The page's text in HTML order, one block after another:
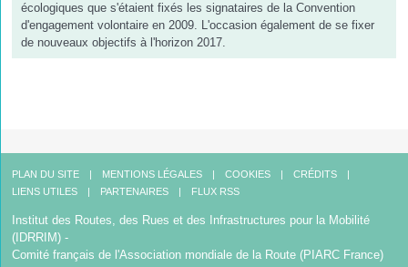
écologiques que s'étaient fixés les signataires de la Convention
d'engagement volontaire en 2009. L'occasion également de se fixer
de nouveaux objectifs à l'horizon 2017.
PLAN DU SITE MENTIONS LÉGALES COOKIES
CRÉDITS
LIENS UTILES
PARTENAIRES FLUX RSS
Institut des Routes, des Rues et des Infrastructures pour la Mobilité
(IDRRIM) -
Comité français de l'Association mondiale de la Route (PIARC France)